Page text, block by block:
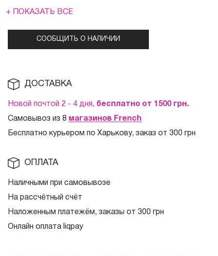
+ ПОКАЗАТЬ ВСЕ
СООБЩИТЬ О НАЛИЧИИ
ДОСТАВКА
Новой почтой 2 - 4 дня, бесплатно от 1500 грн.
Самовывоз из 8 магазинов French
Бесплатно курьером по Харькову, заказ от 300 грн
ОПЛАТА
Наличными при самовывозе
На рассчётный счёт
Наложенным платежём, заказы от 300 грн
Онлайн оплата liqpay